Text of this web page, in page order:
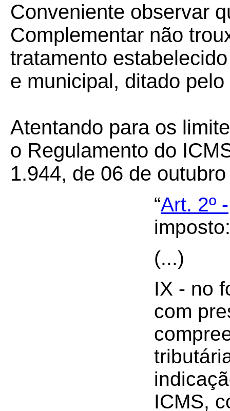
Conveniente observar
Complementar não
tratamento
e municipal, ditado
Atentando para os
o Regulamento do
1.944, de 06 de
“Art. 2º -
imposto:
(...)
IX - no
com
ICMS,